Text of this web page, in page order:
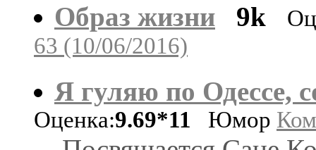
Образ жизни 9k
63 (10/06/2016)
Я гуляю по Одессе,
Оценка:9.69*11 Юмор